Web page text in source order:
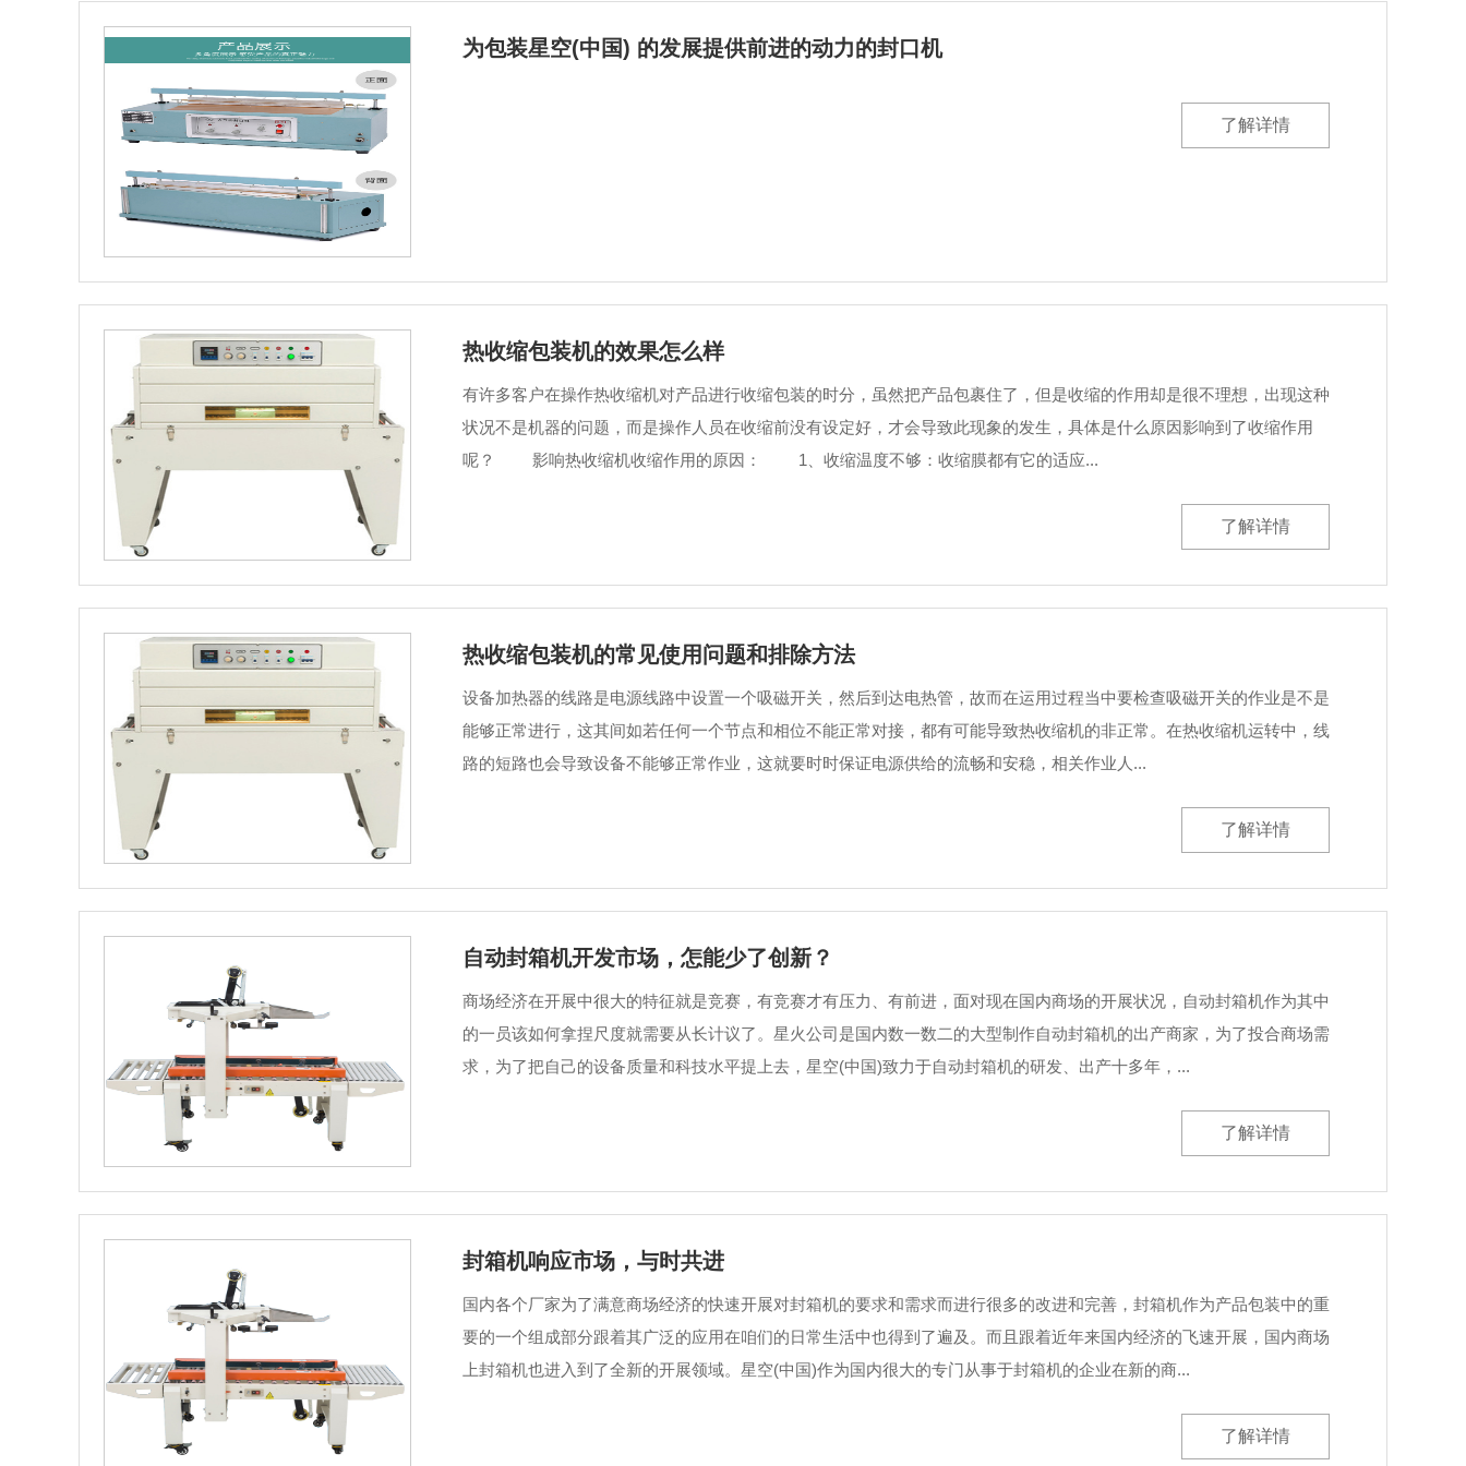
为包装星空(中国) 的发展提供前进的动力的封口机
了解详情
热收缩包装机的效果怎么样
有许多客户在操作热收缩机对产品进行收缩包装的时分，虽然把产品包裹住了，但是收缩的作用却是很不理想，出现这种
状况不是机器的问题，而是操作人员在收缩前没有设定好，才会导致此现象的发生，具体是什么原因影响到了收缩作用
呢？ 影响热收缩机收缩作用的原因： 1、收缩温度不够：收缩膜都有它的适应...
了解详情
热收缩包装机的常见使用问题和排除方法
设备加热器的线路是电源线路中设置一个吸磁开关，然后到达电热管，故而在运用过程当中要检查吸磁开关的作业是不是
能够正常进行，这其间如若任何一个节点和相位不能正常对接，都有可能导致热收缩机的非正常。在热收缩机运转中，线
路的短路也会导致设备不能够正常作业，这就要时时保证电源供给的流畅和安稳，相关作业人...
了解详情
自动封箱机开发市场，怎能少了创新？
商场经济在开展中很大的特征就是竞赛，有竞赛才有压力、有前进，面对现在国内商场的开展状况，自动封箱机作为其中
的一员该如何拿捏尺度就需要从长计议了。星火公司是国内数一数二的大型制作自动封箱机的出产商家，为了投合商场需
求，为了把自己的设备质量和科技水平提上去，星空(中国)致力于自动封箱机的研发、出产十多年，...
了解详情
封箱机响应市场，与时共进
国内各个厂家为了满意商场经济的快速开展对封箱机的要求和需求而进行很多的改进和完善，封箱机作为产品包装中的重
要的一个组成部分跟着其广泛的应用在咱们的日常生活中也得到了遍及。而且跟着近年来国内经济的飞速开展，国内商场
上封箱机也进入到了全新的开展领域。星空(中国)作为国内很大的专门从事于封箱机的企业在新的商...
了解详情